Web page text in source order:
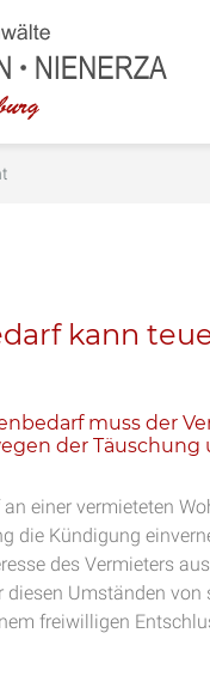
kann
muss der
der Täuschung
einer vermieteten
die Kündigung
des Vermieters
Umständen
freiwilligen